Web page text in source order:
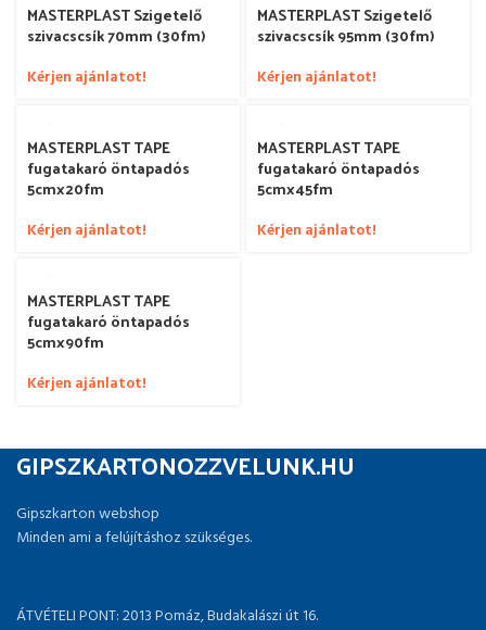
MASTERPLAST Szigetelő
szivacscsík 70mm (30fm)
Kérjen ajánlatot!
MASTERPLAST Szigetelő
szivacscsík 95mm (30fm)
Kérjen ajánlatot!
MASTERPLAST TAPE
fugatakaró öntapadós
5cmx20fm
Kérjen ajánlatot!
MASTERPLAST TAPE
fugatakaró öntapadós
5cmx45fm
Kérjen ajánlatot!
MASTERPLAST TAPE
fugatakaró öntapadós
5cmx90fm
Kérjen ajánlatot!
GIPSZKARTONOZZVELUNK.HU
Gipszkarton webshop
Minden ami a felújításhoz szükséges.
ÁTVÉTELI PONT: 2013 Pomáz, Budakalászi út 16.